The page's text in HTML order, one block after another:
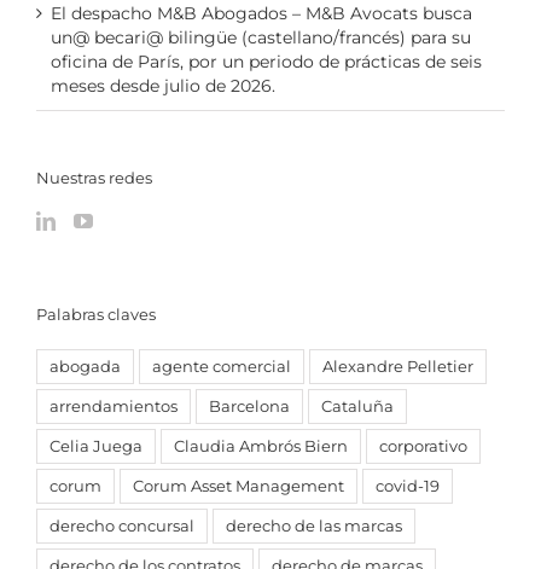
El despacho M&B Abogados – M&B Avocats busca
un@ becari@ bilingüe (castellano/francés) para su
oficina de París, por un periodo de prácticas de seis
meses desde julio de 2026.
Nuestras redes
Palabras claves
abogada agente comercial Alexandre Pelletier
arrendamientos Barcelona Cataluña
Celia Juega Claudia Ambrós Biern corporativo
corum Corum Asset Management covid-19
derecho concursal derecho de las marcas